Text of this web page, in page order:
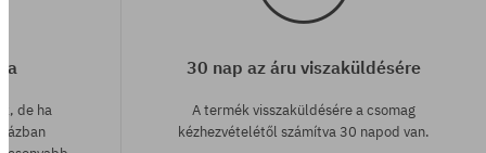
de ha
30 nap az áru viszaküldésére
A termék visszaküldésére a csomag
kézhezvételétől számítva 30 napod van.